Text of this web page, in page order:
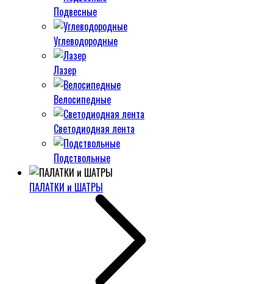
Подвесные
Углеводородные
Лазер
Велосипедные
Светодиодная лента
Подствольные
ПАЛАТКИ и ШАТРЫ